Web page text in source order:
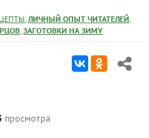
, ЛИЧНЫЙ ОПЫТ ЧИТАТЕЛЕЙ,
, ЗАГОТОВКИ НА ЗИМУ
просмотра